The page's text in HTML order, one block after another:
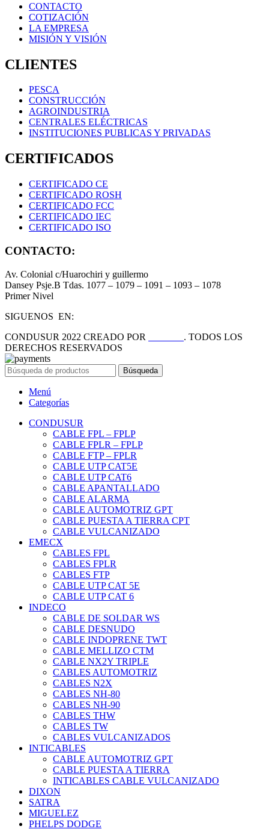
CONTACTO
COTIZACIÓN
LA EMPRESA
MISIÓN Y VISIÓN
CLIENTES
PESCA
CONSTRUCCIÓN
AGROINDUSTRIA
CENTRALES ELÉCTRICAS
INSTITUCIONES PUBLICAS Y PRIVADAS
CERTIFICADOS
CERTIFICADO CE
CERTIFICADO ROSH
CERTIFICADO FCC
CERTIFICADO IEC
CERTIFICADO ISO
CONTACTO:
Av. Colonial c/Huarochiri y guillermo
Dansey Psje.B Tdas. 1077 – 1079 – 1091 – 1093 – 1078
Primer Nivel
SIGUENOS EN:
CONDUSUR 2022 CREADO POR
. TODOS LOS
DERECHOS RESERVADOS
Búsqueda
Menú
Categorías
CONDUSUR
CABLE FPL – FPLP
CABLE FPLR – FPLP
CABLE FTP – FPLR
CABLE UTP CAT5E
CABLE UTP CAT6
CABLE APANTALLADO
CABLE ALARMA
CABLE AUTOMOTRIZ GPT
CABLE PUESTA A TIERRA CPT
CABLE VULCANIZADO
EMECX
CABLES FPL
CABLES FPLR
CABLES FTP
CABLE UTP CAT 5E
CABLE UTP CAT 6
INDECO
CABLE DE SOLDAR WS
CABLE DESNUDO
CABLE INDOPRENE TWT
CABLE MELLIZO CTM
CABLE NX2Y TRIPLE
CABLES AUTOMOTRIZ
CABLES N2X
CABLES NH-80
CABLES NH-90
CABLES THW
CABLES TW
CABLES VULCANIZADOS
INTICABLES
CABLE AUTOMOTRIZ GPT
CABLE PUESTA A TIERRA
INTICABLES CABLE VULCANIZADO
DIXON
SATRA
MIGUELEZ
PHELPS DODGE